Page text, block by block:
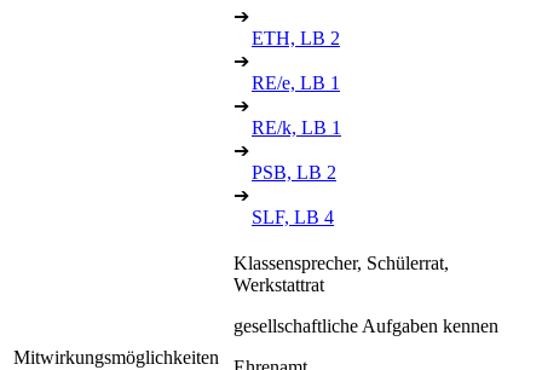
➔
ETH, LB 2
➔
RE/e, LB 1
➔
RE/k, LB 1
➔
PSB, LB 2
➔
SLF, LB 4
Mitwirkungsmöglichkeiten
Klassensprecher, Schülerrat,
Werkstattrat
gesellschaftliche Aufgaben kennen